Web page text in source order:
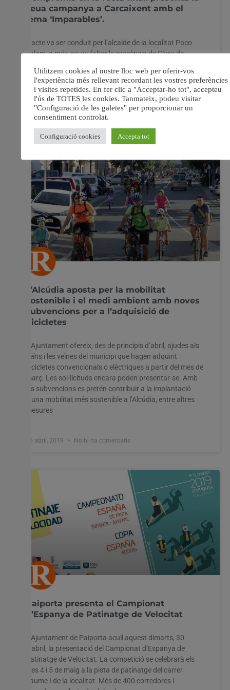
seua campanya a Carcaixent amb el
lema ‘Imparables’.
L’acte va ser conduit per l’alcalde de la localitat Paco
Salom, a més, no va faltar la presència de Clara de
Carcaixent va acollir la presentació de la campanya del
partit Compromís. ‘Imparables’ és el lema que els
identifica. A sols
L’Alcúdia aposta per la mobilitat
sostenible i el medi ambient amb noves
subvencions per a l’adquisició de
bicicletes
L’Ajuntament ofereix, des de principis d’abril, ajudes als
veïns i les veïnes del municipi que hagen adquirit
bicicletes convencionals o elèctriques a partir del mes de
març. Les sol·licituds encara poden presentar-se. Amb
les subvencions es pretén contribuir a la implantació
d’una mobilitat més sostenible a l’Alcúdia, entre altres
mesures
26 abril, 2019 No hi ha comentaris
Paiporta presenta el Campionat
d’Espanya de Patinatge de Velocitat
L’Ajuntament de Paiporta acull aquest dimarts, 30
d’abril, la presentació del Campionat d’Espanya de
Patinatge de Velocitat. La competició se celebrarà els
dies 4 i 5 de maig a la pista de patinatge del carrer
Jaume I de la localitat. Més de 400 corredores i